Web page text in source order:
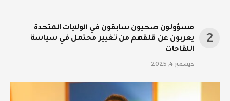
مسؤولون صحيون سابقون في الولايات المتحدة
يعربون عن قلقهم من تغيير محتمل في سياسة
اللقاحات
ديسمبر 4, 2025